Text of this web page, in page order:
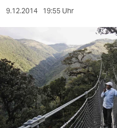
kultur
sport
berlin
nord
wahrheit
verlag
9.12.2014 19:55 Uhr